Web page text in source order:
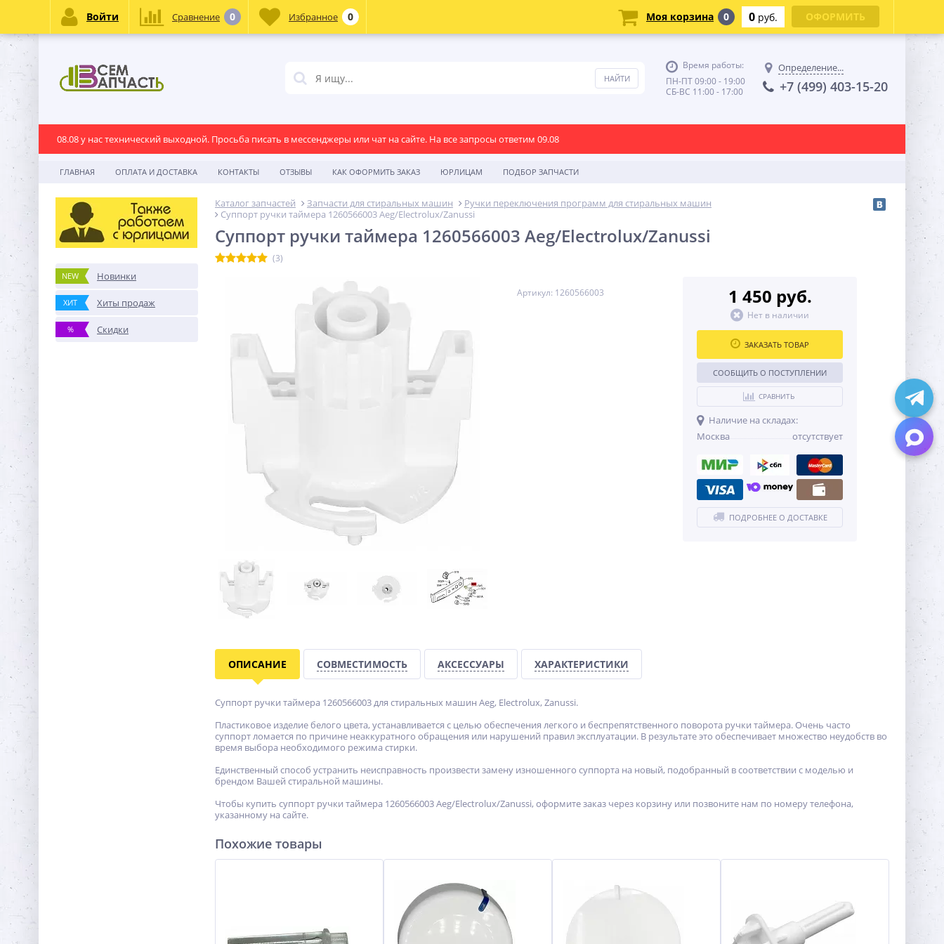
Время работы:
ПН-ПТ 09:00 - 19:00
СБ-ВС 11:00 - 17:00
Определение...
+7 (499) 403-15-20
08.08 у нас технический выходной. Просьба писать в мессенджеры или чат на сайте. На все запросы ответим 09.08
ГЛАВНАЯ ОПЛАТА И ДОСТАВКА КОНТАКТЫ ОТЗЫВЫ КАК ОФОРМИТЬ ЗАКАЗ ЮРЛИЦАМ ПОДБОР ЗАПЧАСТИ
NEW Новинки
ХИТ Хиты продаж
% Скидки
Каталог запчастей Запчасти для стиральных машин
Ручки переключения программ для стиральных машин
Суппорт ручки таймера 1260566003 Aeg/Electrolux/Zanussi
Суппорт ручки таймера 1260566003 Aeg/Electrolux/Zanussi
(3)
Артикул: 1260566003 1 450 руб.
Нет в наличии
ЗАКАЗАТЬ ТОВАР
СООБЩИТЬ О ПОСТУПЛЕНИИ
СРАВНИТЬ
Наличие на складах:
Москва
отсутствует
ПОДРОБНЕЕ О ДОСТАВКЕ
ОПИСАНИЕ СОВМЕСТИМОСТЬ АКСЕССУАРЫ ХАРАКТЕРИСТИКИ
Суппорт ручки таймера 1260566003 для стиральных машин Aeg, Electrolux, Zanussi.
Пластиковое изделие белого цвета, устанавливается с целью обеспечения легкого и беспрепятственного поворота ручки таймера. Очень часто
суппорт ломается по причине неаккуратного обращения или нарушений правил эксплуатации. В результате это обеспечивает множество неудобств во
время выбора необходимого режима стирки.
Единственный способ устранить неисправность произвести замену изношенного суппорта на новый, подобранный в соответствии с моделью и
брендом Вашей стиральной машины.
Чтобы купить суппорт ручки таймера 1260566003 Aeg/Electrolux/Zanussi, оформите заказ через корзину или позвоните нам по номеру телефона,
указанному на сайте.
Похожие товары
Войти Сравнение 0 Избранное 0 Моя корзина 0 0 руб. ОФОРМИТЬ